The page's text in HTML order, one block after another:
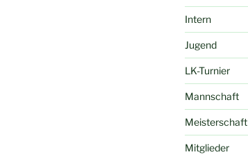
Intern
Jugend
LK-Turnier
Mannschaft
Meisterschaft
Mitglieder